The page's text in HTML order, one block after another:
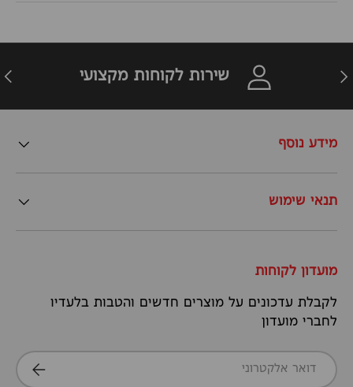
חזרה שירות לקוחות מקצועי
מידע נוסף
תנאי שימוש
מועדון לקוחות
לקבלת עדכונים על מוצרים חדשים והטבות בלעדיו
לחברי מועדון
דואר אלקטרוני
הרשמה